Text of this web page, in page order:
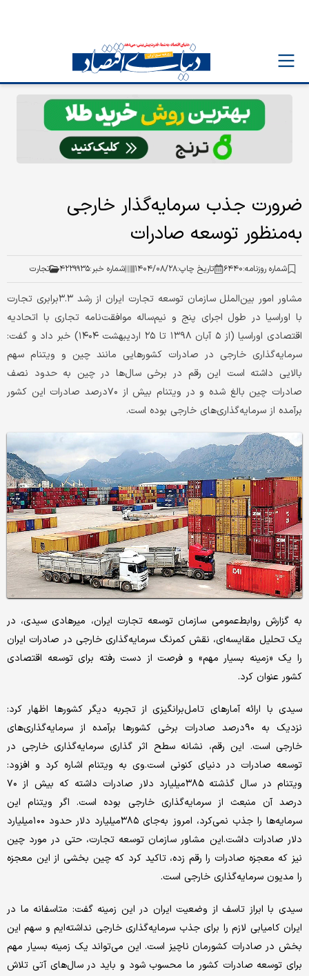
ضرورت جذب سرمایه‌گذار خارجی
به‌منظور توسعه صادرات
شماره روزنامه:۶۴۴۰ تاریخ چاپ:۱۴۰۴/۰۸/۲۸ شماره خبر:۴۲۲۹۹۳۵ تجارت
مشاور امور بین‌الملل سازمان توسعه تجارت ایران از رشد ۳.۳برابری تجارت
با اوراسیا در طول اجرای پنج‌ و نیم‌ساله موافقت‌نامه تجاری با اتحادیه
اقتصادی اوراسیا (از ۵ آبان ۱۳۹۸ تا ۲۵ اردیبهشت ۱۴۰۴) خبر داد و گفت:
سرمایه‌گذاری خارجی در صادرات کشورهایی مانند چین و ویتنام سهم
بالایی داشته است این رقم در برخی سال‌ها در چین به حدود نصف
صادرات چین بالغ شده و در ویتنام بیش از ۷۰درصد صادرات این کشور
برآمده از سرمایه‌گذاری‌های خارجی بوده است‌.
به گزارش روابط‌عمومی سازمان توسعه تجارت ایران، میرهادی سیدی، در
یک تحلیل مقایسه‌ای، نقش کمرنگ سرمایه‌گذاری خارجی در صادرات ایران
را یک «زمینه بسیار مهم» و فرصت از دست رفته برای توسعه اقتصادی
کشور عنوان کرد.
سیدی با ارائه آمارهای تامل‌برانگیزی از تجربه دیگر کشورها اظهار کرد:
نزدیک به ۹۰درصد صادرات برخی کشورها برآمده از سرمایه‌گذاری‌های
خارجی است. این رقم، نشانه سطح اثر گذاری سرمایه‌گذاری خارجی در
توسعه صادرات در دنیای کنونی است.وی به ویتنام اشاره کرد و افزود:
ویتنام در سال گذشته ۳۸۵‌میلیارد دلار صادرات داشته که بیش از ۷۰
درصد آن منبعث از سرمایه‌گذاری خارجی بوده است. اگر ویتنام این
سرمایه‌ها را جذب نمی‌کرد، امروز به‌جای ۳۸۵‌میلیارد دلار حدود ۱۰۰‌میلیارد
دلار صادرات داشت.این مشاور سازمان توسعه تجارت، حتی در مورد چین
نیز که معجزه صادرات را رقم زده، تاکید کرد که چین بخشی از این معجزه
را مدیون سرمایه‌گذاری خارجی است.
سیدی با ابراز تاسف از وضعیت ایران در این زمینه گفت: متاسفانه ما در
ایران کامیابی لازم را برای جذب سرمایه‌گذاری خارجی نداشته‌ایم و سهم این
بخش در صادرات کشورمان ناچیز است. این می‌تواند یک زمینه بسیار مهم
برای توسعه صادرات کشور ما محسوب شود و باید در سال‌های آتی تلاش